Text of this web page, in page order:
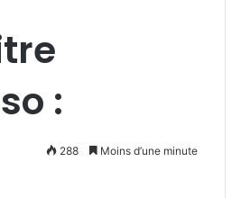
:
288 Moins d’une minute